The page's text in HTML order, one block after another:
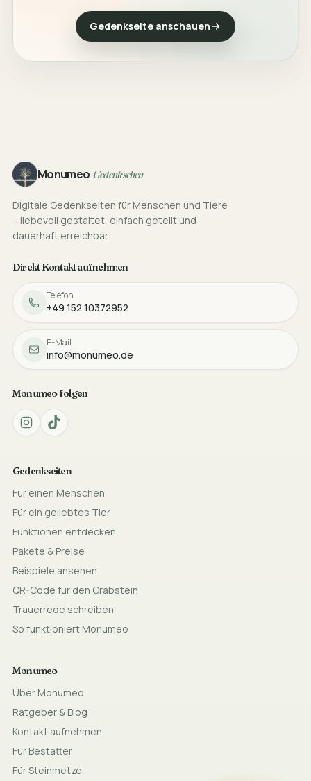
Gedenkseite anschauen
FooterMonumeo Gedenkseiten
Digitale Gedenkseiten für Menschen und Tiere
– liebevoll gestaltet, einfach geteilt und
dauerhaft erreichbar.
Direkt Kontakt aufnehmen
Telefon
+49 152 10372952
E-Mail
info@monumeo.de
Monumeo folgen
Gedenkseiten
Für einen Menschen
Für ein geliebtes Tier
Funktionen entdecken
Pakete & Preise
Beispiele ansehen
QR-Code für den Grabstein
Trauerrede schreiben
So funktioniert Monumeo
Monumeo
Über Monumeo
Ratgeber & Blog
Kontakt aufnehmen
Für Bestatter
Für Steinmetze